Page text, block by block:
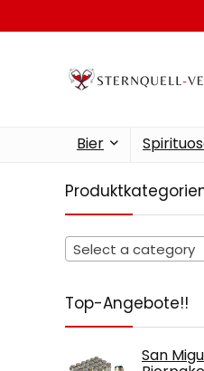
Bier
Select a category
Top-Angebote!!
San